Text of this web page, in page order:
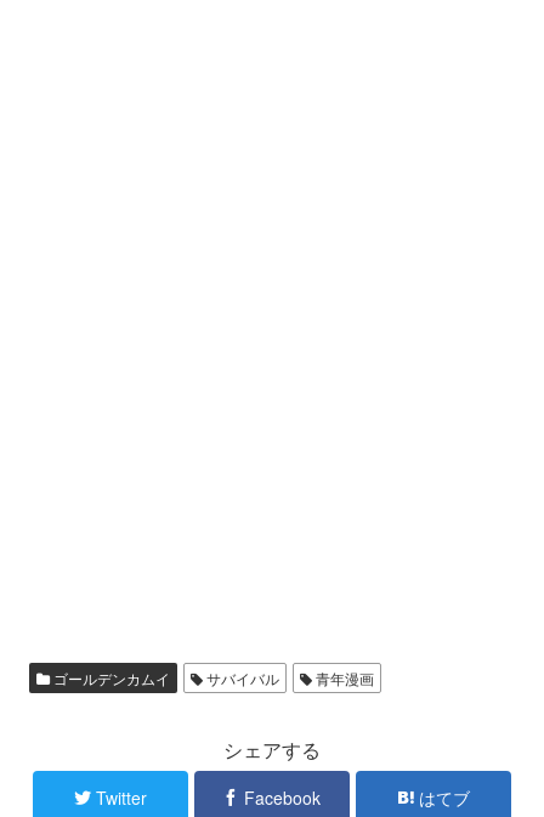
ゴールデンカムイ サバイバル 青年漫画
シェアする
Twitter Facebook はてブ